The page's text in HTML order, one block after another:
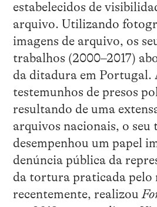
estabelecidos de
arquivo. Utilizando
imagens de arquivo, os
trabalhos (2000–2017)
da ditadura em Portugal.
testemunhos de presos
resultando de uma
arquivos nacionais, o seu
desempenhou um papel
denúncia pública da
da tortura praticada pelo
recentemente, realizou